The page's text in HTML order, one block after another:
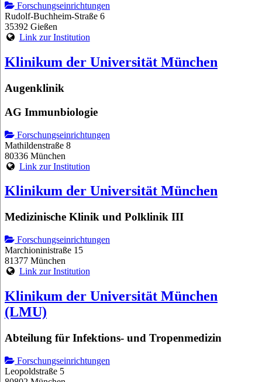
Forschungseinrichtungen
Rudolf-Buchheim-Straße 6
35392 Gießen
Link zur Institution
Klinikum der Universität München
Augenklinik
AG Immunbiologie
Forschungseinrichtungen
Mathildenstraße 8
80336 München
Link zur Institution
Klinikum der Universität München
Medizinische Klinik und Polklinik III
Forschungseinrichtungen
Marchioninistraße 15
81377 München
Link zur Institution
Klinikum der Universität München
(LMU)
Abteilung für Infektions- und Tropenmedizin
Forschungseinrichtungen
Leopoldstraße 5